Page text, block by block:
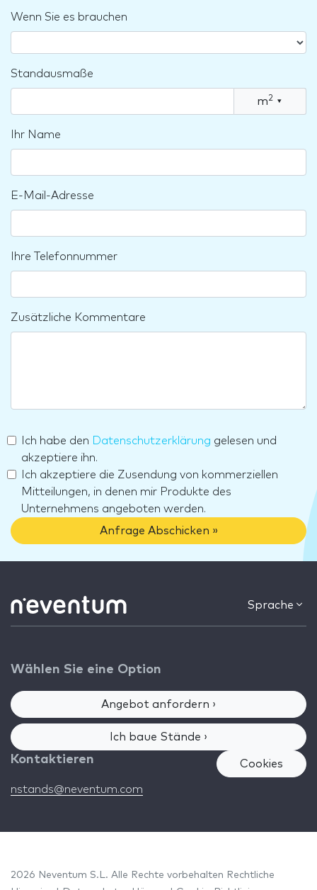
Wenn Sie es brauchen
Standausmaße
m2 ▾
Ihr Name
E-Mail-Adresse
Ihre Telefonnummer
Zusätzliche Kommentare
Ich habe den Datenschutzerklärung gelesen und
akzeptiere ihn.
Ich akzeptiere die Zusendung von kommerziellen
Mitteilungen, in denen mir Produkte des
Unternehmens angeboten werden.
Anfrage Abschicken »
Sprache
Wählen Sie eine Option
Angebot anfordern ›
Ich baue Stände ›
Kontaktieren
nstands@neventum.com
Cookies
2026 Neventum S.L. Alle Rechte vorbehalten Rechtliche